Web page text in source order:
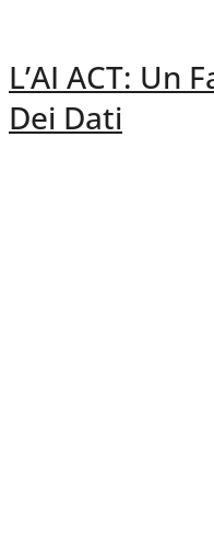
L’AI ACT: Un
Dei Dati